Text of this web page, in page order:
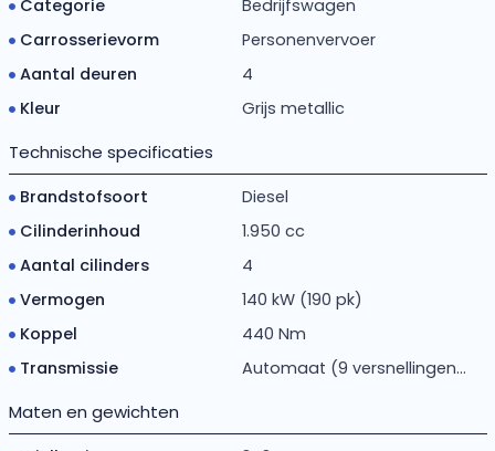
Categorie
Bedrijfswagen
Carrosserievorm
Personenvervoer
Aantal deuren
4
Kleur
Grijs metallic
Technische specificaties
Brandstofsoort
Diesel
Cilinderinhoud
1.950 cc
Aantal cilinders
4
Vermogen
140 kW (190 pk)
Koppel
440 Nm
Transmissie
Automaat (9 versnellingen...
Maten en gewichten